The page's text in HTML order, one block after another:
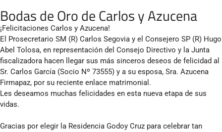
Bodas de Oro de Carlos y Azucena
¡Felicitaciones Carlos y Azucena!
El Prosecretario SM (R) Carlos Segovia y el Consejero SP (R) Hugo
Abel Tolosa, en representación del Consejo Directivo y la Junta
fiscalizadora hacen llegar sus más sinceros deseos de felicidad al
Sr. Carlos García (Socio Nº 73555) y a su esposa, Sra. Azucena
Firmapaz, por su reciente enlace matrimonial.
Les deseamos muchas felicidades en esta nueva etapa de sus
vidas.
Gracias por elegir la Residencia Godoy Cruz para celebrar tan